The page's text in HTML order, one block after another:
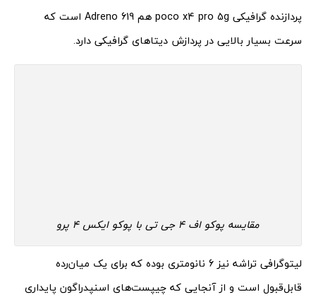
پردازنده گرافیکی poco x4 pro 5g هم Adreno 619 است که
سرعت بسیار بالایی در پردازش دیتاهای گرافیکی دارد.
مقایسه پوکو اف 4 جی تی با پوکو ایکس 4 پرو
لیتوگرافی تراشه نیز 6 نانومتری بوده که برای یک میان‌رده
قابل‌قبول است و از آنجایی که چیپست‌های اسنپدراگون پایداری